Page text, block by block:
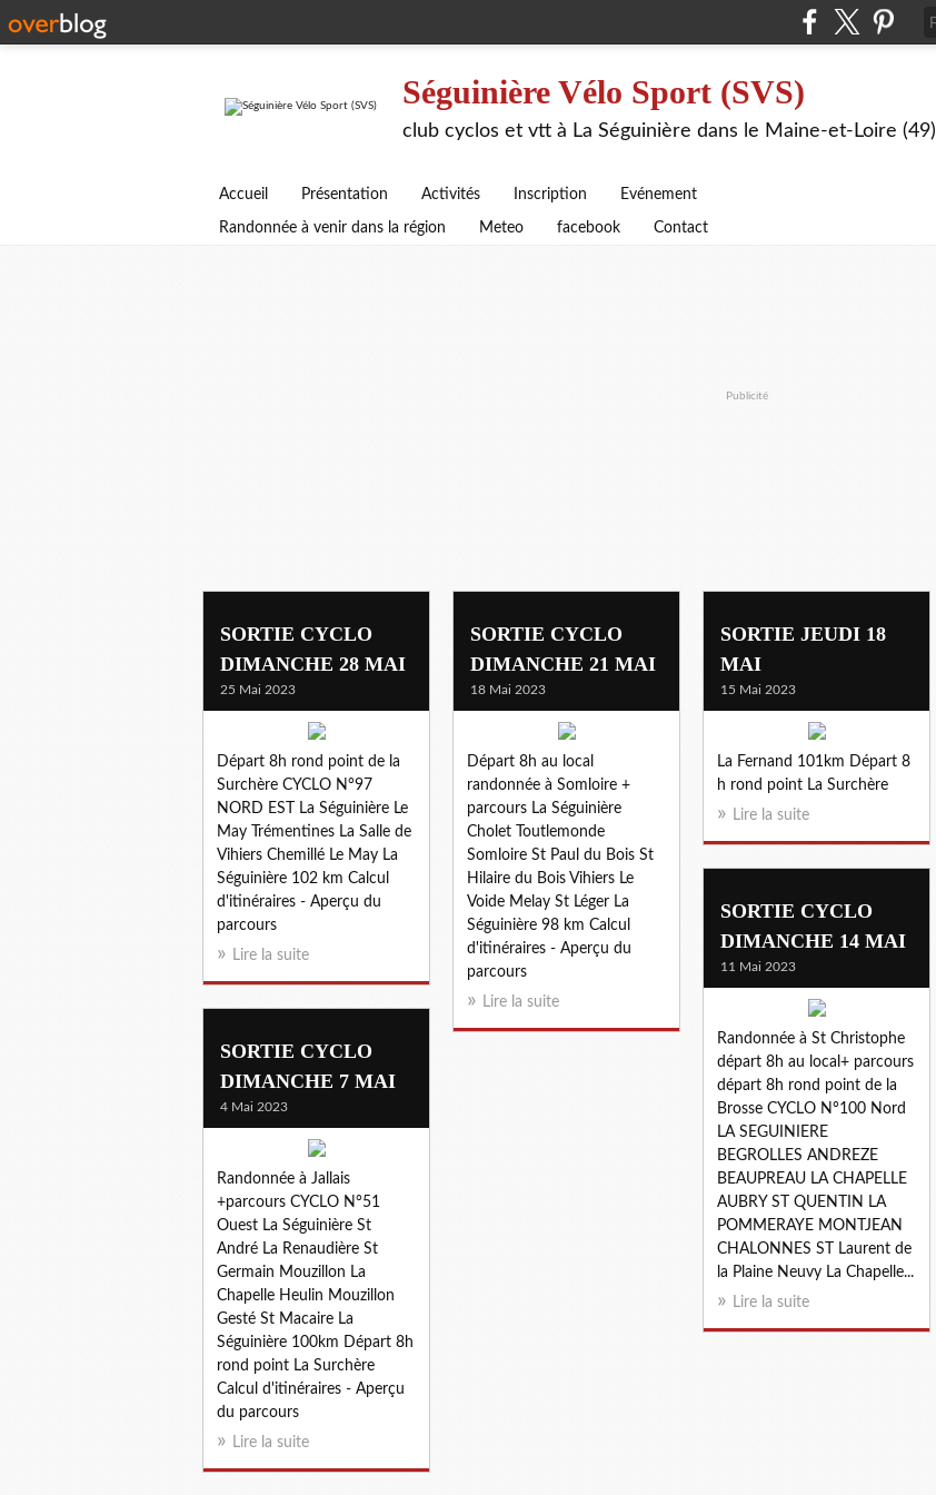
Séguinière Vélo Sport (SVS)
club cyclos et vtt à La Séguinière dans le Maine-et-Loire (49)
Accueil Présentation Activités Inscription Evénement
Randonnée à venir dans la région Meteo facebook Contact
Publicité
SORTIE CYCLO
DIMANCHE 28 MAI
25 Mai 2023
Départ 8h rond point de la
Surchère CYCLO N°97
NORD EST La Séguinière Le
May Trémentines La Salle de
Vihiers Chemillé Le May La
Séguinière 102 km Calcul
d'itinéraires - Aperçu du
parcours
Lire la suite
SORTIE CYCLO
DIMANCHE 21 MAI
18 Mai 2023
Départ 8h au local
randonnée à Somloire +
parcours La Séguinière
Cholet Toutlemonde
Somloire St Paul du Bois St
Hilaire du Bois Vihiers Le
Voide Melay St Léger La
Séguinière 98 km Calcul
d'itinéraires - Aperçu du
parcours
Lire la suite
SORTIE JEUDI 18
MAI
15 Mai 2023
La Fernand 101km Départ 8
h rond point La Surchère
Lire la suite
SORTIE CYCLO
DIMANCHE 14 MAI
11 Mai 2023
Randonnée à St Christophe
départ 8h au local+ parcours
départ 8h rond point de la
Brosse CYCLO N°100 Nord
LA SEGUINIERE
BEGROLLES ANDREZE
BEAUPREAU LA CHAPELLE
AUBRY ST QUENTIN LA
POMMERAYE MONTJEAN
CHALONNES ST Laurent de
la Plaine Neuvy La Chapelle...
Lire la suite
SORTIE CYCLO
DIMANCHE 7 MAI
4 Mai 2023
Randonnée à Jallais
+parcours CYCLO N°51
Ouest La Séguinière St
André La Renaudière St
Germain Mouzillon La
Chapelle Heulin Mouzillon
Gesté St Macaire La
Séguinière 100km Départ 8h
rond point La Surchère
Calcul d'itinéraires - Aperçu
du parcours
Lire la suite